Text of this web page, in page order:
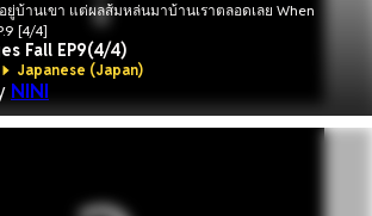
ยู่บ้านเขา แต่ผลส้มหล่นมาบ้านเราตลอดเลย When
[4/4]
Fall EP9(4/4)
Japanese (Japan)
NINI